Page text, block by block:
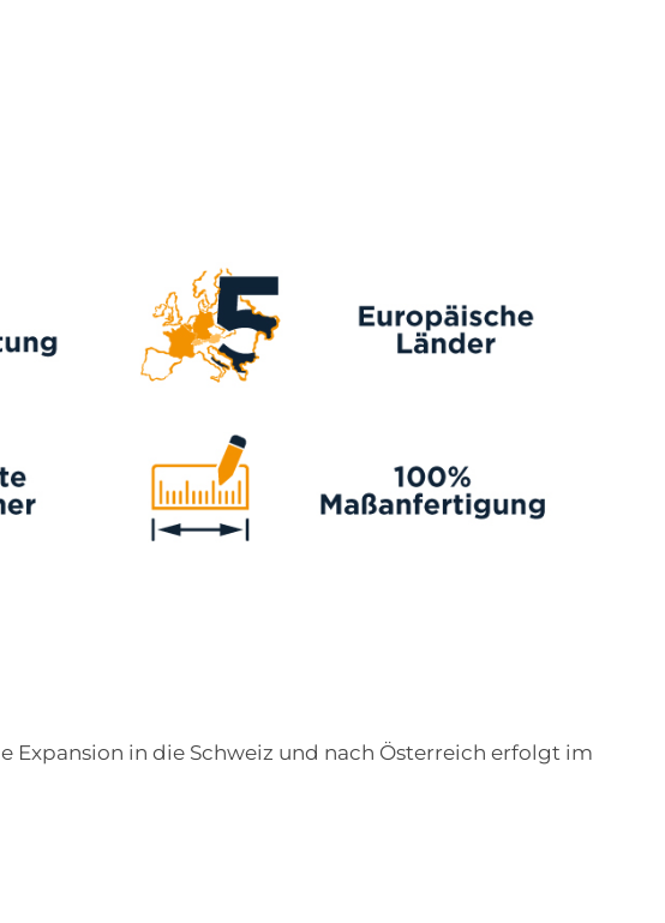
Expansion in die Schweiz und nach Österreich erfolgt im